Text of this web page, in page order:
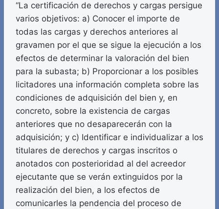
“La certificación de derechos y cargas persigue
varios objetivos: a) Conocer el importe de
todas las cargas y derechos anteriores al
gravamen por el que se sigue la ejecución a los
efectos de determinar la valoración del bien
para la subasta; b) Proporcionar a los posibles
licitadores una información completa sobre las
condiciones de adquisición del bien y, en
concreto, sobre la existencia de cargas
anteriores que no desaparecerán con la
adquisición; y c) Identificar e individualizar a los
titulares de derechos y cargas inscritos o
anotados con posterioridad al del acreedor
ejecutante que se verán extinguidos por la
realización del bien, a los efectos de
comunicarles la pendencia del proceso de